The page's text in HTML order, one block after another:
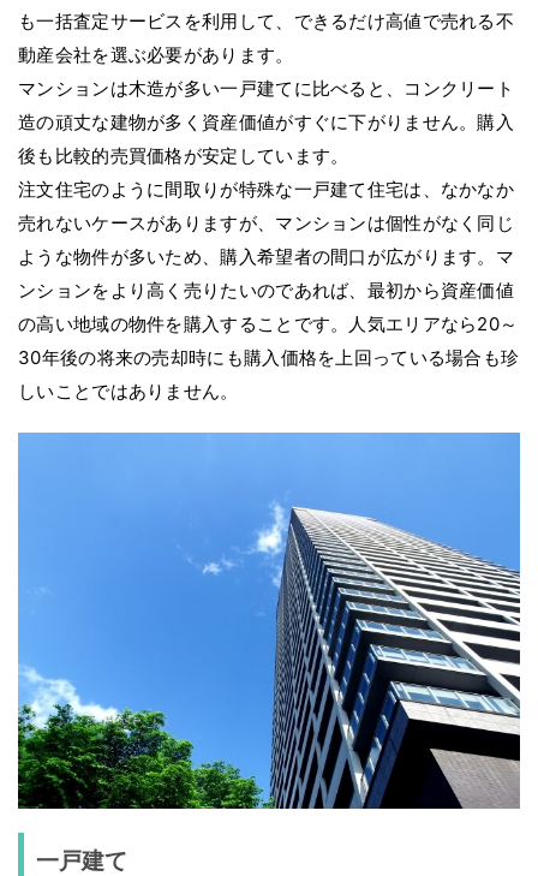
も一括査定サービスを利用して、できるだけ高値で売れる不
動産会社を選ぶ必要があります。
マンションは木造が多い一戸建てに比べると、コンクリート
造の頑丈な建物が多く資産価値がすぐに下がりません。購入
後も比較的売買価格が安定しています。
注文住宅のように間取りが特殊な一戸建て住宅は、なかなか
売れないケースがありますが、マンションは個性がなく同じ
ような物件が多いため、購入希望者の間口が広がります。マ
ンションをより高く売りたいのであれば、最初から資産価値
の高い地域の物件を購入することです。人気エリアなら20～
30年後の将来の売却時にも購入価格を上回っている場合も珍
しいことではありません。
一戸建て